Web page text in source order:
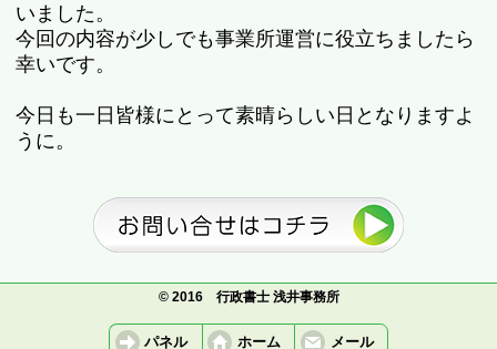
いました。
今回の内容が少しでも事業所運営に役立ちましたら
幸いです。
今日も一日皆様にとって素晴らしい日となりますよ
うに。
© 2016 行政書士 浅井事務所
パネル ホーム メール